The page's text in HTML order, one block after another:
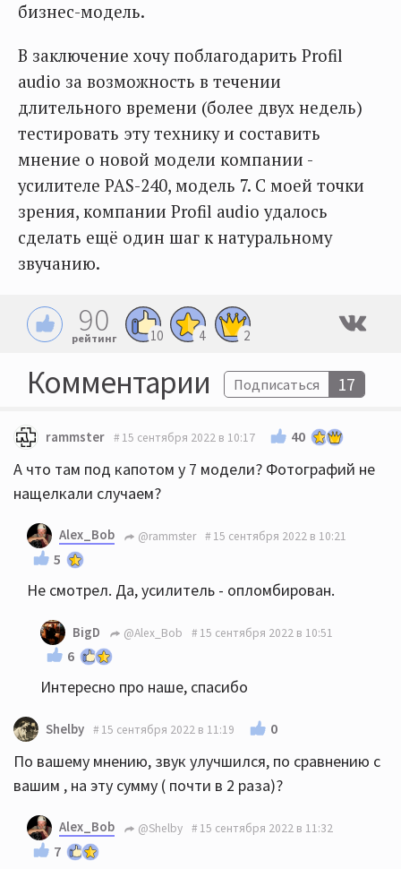
бизнес-модель.
В заключение хочу поблагодарить Profil
audio за возможность в течении
длительного времени (более двух недель)
тестировать эту технику и составить
мнение о новой модели компании -
усилителе PAS-240, модель 7. С моей точки
зрения, компании Profil audio удалось
сделать ещё один шаг к натуральному
звучанию.
90
рейтинг 10 4 2
Комментарии Подписаться 17
rammster 15 сентября 2022 в 10:17 40
А что там под капотом у 7 модели? Фотографий не
нащелкали случаем?
Alex_Bob @rammster 15 сентября 2022 в 10:21
5
Не смотрел. Да, усилитель - опломбирован.
BigD @Alex_Bob 15 сентября 2022 в 10:51
6
Интересно про наше, спасибо
Shelby 15 сентября 2022 в 11:19 0
По вашему мнению, звук улучшился, по сравнению с
вашим , на эту сумму ( почти в 2 раза)?
Alex_Bob @Shelby 15 сентября 2022 в 11:32
7